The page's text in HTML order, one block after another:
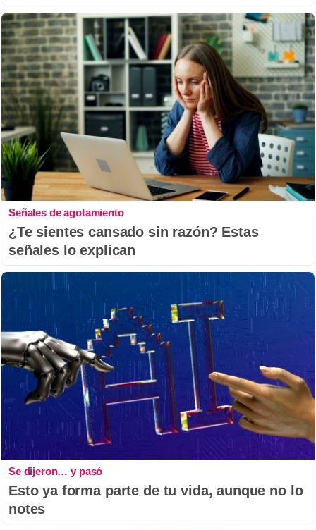
Señales de agotamiento
¿Te sientes cansado sin razón? Estas
señales lo explican
Se dijeron… y pasó
Esto ya forma parte de tu vida, aunque no lo
notes